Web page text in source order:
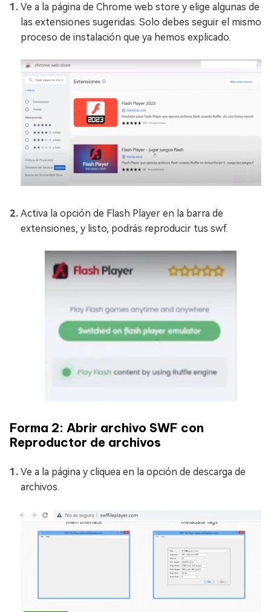
Ve a la página de Chrome web store y elige algunas de
las extensiones sugeridas. Solo debes seguir el mismo
proceso de instalación que ya hemos explicado.
Activa la opción de Flash Player en la barra de
extensiones, y listo, podrás reproducir tus swf.
Forma 2: Abrir archivo SWF con
Reproductor de archivos
Ve a la página y cliquea en la opción de descarga de
archivos.